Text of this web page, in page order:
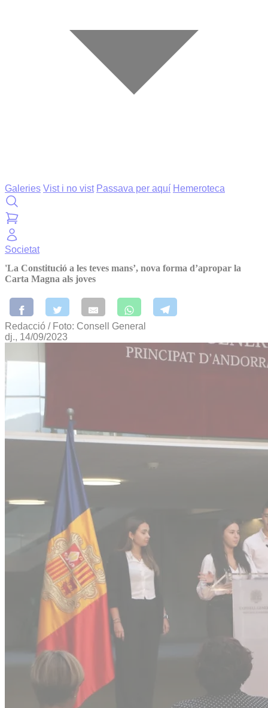
Galeries Vist i no vist Passava per aquí Hemeroteca
Societat
'La Constitució a les teves mans’, nova forma d’apropar la
Carta Magna als joves
Redacció / Foto: Consell General
dj., 14/09/2023